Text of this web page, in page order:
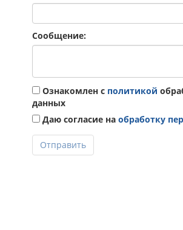
Сообщение:
Ознакомлен с политикой
данных
Даю согласие на обработку
Отправить